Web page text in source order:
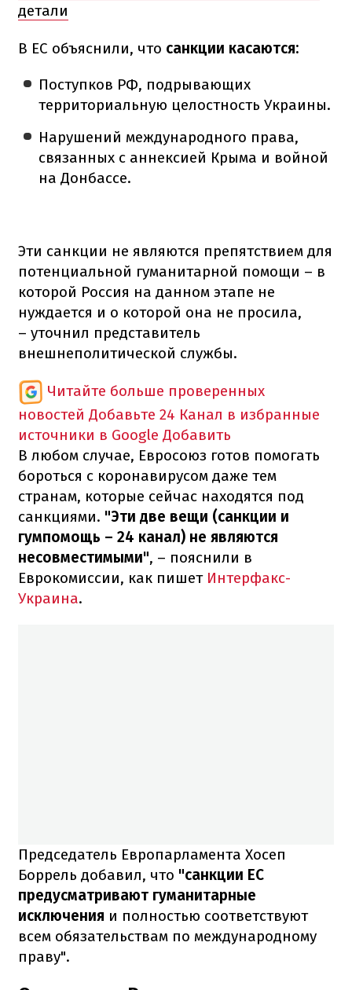
детали
В ЕС объяснили, что санкции касаются:
Поступков РФ, подрывающих
территориальную целостность Украины.
Нарушений международного права,
связанных с аннексией Крыма и войной
на Донбассе.
Эти санкции не являются препятствием для
потенциальной гуманитарной помощи – в
которой Россия на данном этапе не
нуждается и о которой она не просила,
– уточнил представитель
внешнеполитической службы.
Читайте больше проверенных
новостей Добавьте 24 Канал в избранные
источники в Google Добавить
В любом случае, Евросоюз готов помогать
бороться с коронавирусом даже тем
странам, которые сейчас находятся под
санкциями. "Эти две вещи (санкции и
гумпомощь – 24 канал) не являются
несовместимыми", – пояснили в
Еврокомиссии, как пишет Интерфакс-
Украина.
Председатель Европарламента Хосеп
Боррель добавил, что "санкции ЕС
предусматривают гуманитарные
исключения и полностью соответствуют
всем обязательствам по международному
праву".